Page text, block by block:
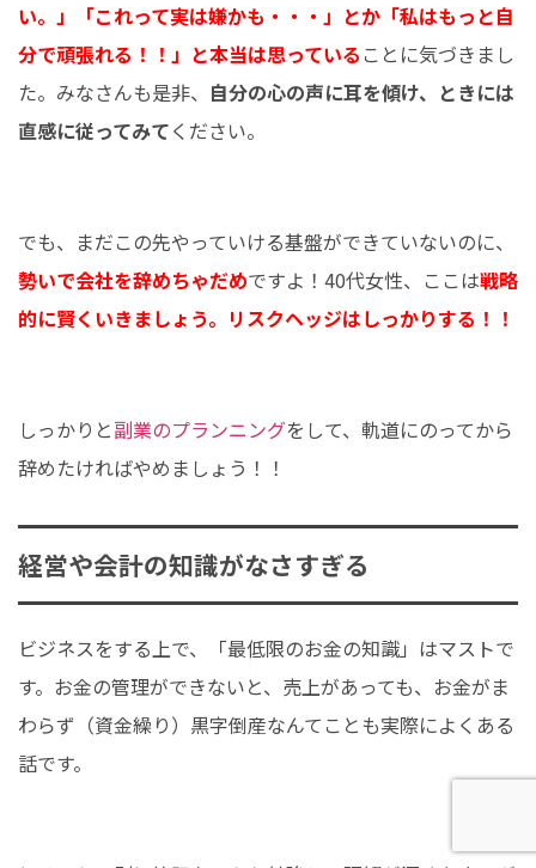
い。」「これって実は嫌かも・・・」とか「私はもっと自
分で頑張れる！！」と本当は思っている ことに気づきまし
た。みなさんも是非、 自分の心の声に耳を傾け、ときには
直感に従ってみてください。
でも、まだこの先やっていける基盤ができていないのに、
勢いで会社を辞めちゃだめですよ！40代女性、ここは戦略
的に賢くいきましょう。リスクヘッジはしっかりする！！
しっかりと副業のプランニングをして、軌道にのってから
辞めたければやめましょう！！
経営や会計の知識がなさすぎる
ビジネスをする上で、「最低限のお金の知識」はマストで
す。お金の管理ができないと、売上があっても、お金がま
わらず（資金繰り）黒字倒産なんてことも実際によくある
話です。